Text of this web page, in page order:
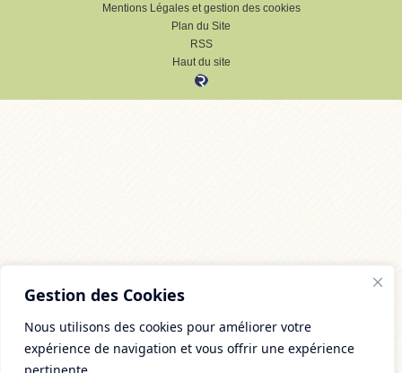
Gestion des Cookies
Nous utilisons des cookies pour améliorer votre
expérience de navigation et vous offrir une expérience
Mentions Légales et gestion des cookies
Plan du Site
RSS
Haut du site